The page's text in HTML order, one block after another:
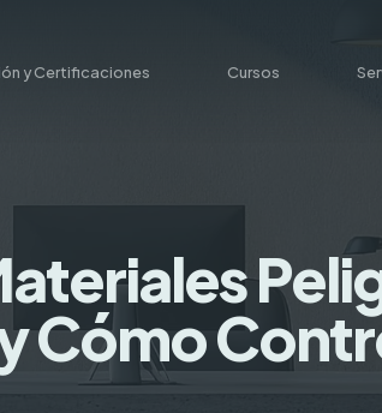
y Certificaciones Cursos
Cómo